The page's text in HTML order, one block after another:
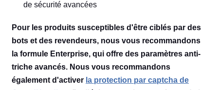
de sécurité avancées
Pour les produits susceptibles d'être ciblés par des
bots et des revendeurs, nous vous recommandons
la formule Enterprise, qui offre des paramètres anti-
triche avancés. Nous vous recommandons
également d'activer la protection par captcha de